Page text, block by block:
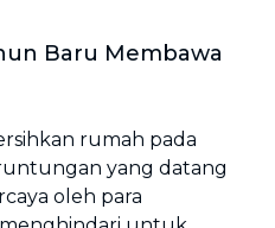
Baru Membawa
rumah pada
yang datang
oleh para